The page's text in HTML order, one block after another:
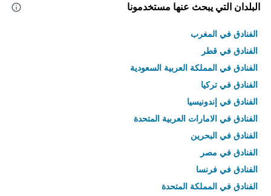
البلدان التي يبحث عنها مستخدمونا
الفنادق في المغرب
الفنادق في قطر
الفنادق في المملكة العربية السعودية
الفنادق في تركيا
الفنادق في إندونيسيا
الفنادق في الامارات العربية المتحدة
الفنادق في البحرين
الفنادق في مصر
الفنادق في فرنسا
الفنادق في المملكة المتحدة